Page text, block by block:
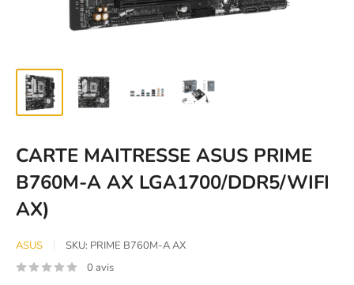
CARTE MAITRESSE ASUS PRIME
B760M-A AX LGA1700/DDR5/WIFI
AX)
ASUS SKU: PRIME B760M-A AX
0 avis